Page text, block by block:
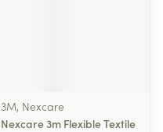
3M, Nexcare
Nexcare 3m Flexible Textile